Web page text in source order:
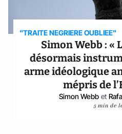
"TRAITE NEGRIERE OUBLIEE"
Simon Webb : «
désormais
arme idéologique
mépris de
Simon Webb et
5 min de